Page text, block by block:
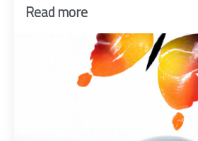
Read more